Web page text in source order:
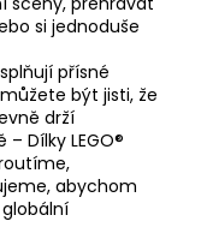
si jednoduše
přísné
být jisti, že
drží
Dílky LEGO®
abychom